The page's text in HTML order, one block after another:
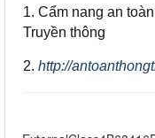
1. Cẩm nang an
Truyền thông
2. http://